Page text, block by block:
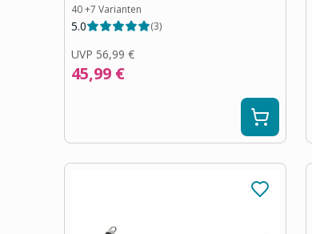
40+7 Varianten
5.0 (3)
UVP 56,99 €
45,99 €